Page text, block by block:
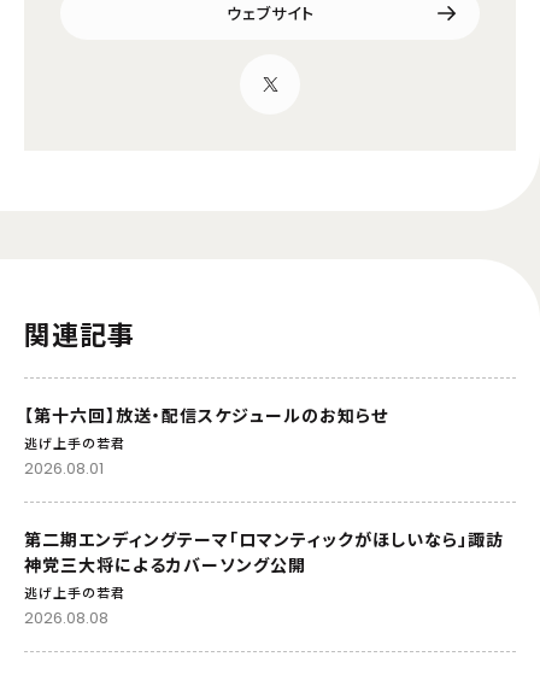
ウェブサイト
関連記事
【第十六回】放送・配信スケジュールのお知らせ
逃げ上手の若君
2026.08.01
第二期エンディングテーマ「ロマンティックがほしいなら」諏訪
神党三大将によるカバーソング公開
逃げ上手の若君
2026.08.08